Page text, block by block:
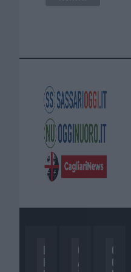
D
I
C
A
C
O